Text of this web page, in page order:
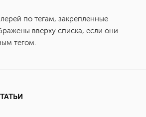
по тегам, закрепленные
вверху списка, если они
тегом.